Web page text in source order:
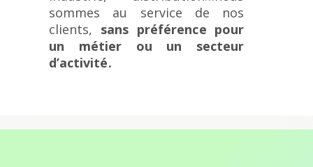
sommes au service de nos
clients, sans préférence pour
un métier ou un secteur
d’activité.